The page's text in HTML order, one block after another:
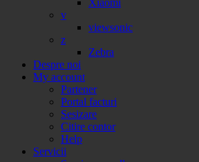
Xiaomi
v
viewsonic
z
Zebra
Despre noi
My account
Partener
Portal facturi
Sesizare
Citire contor
Help
Servicii